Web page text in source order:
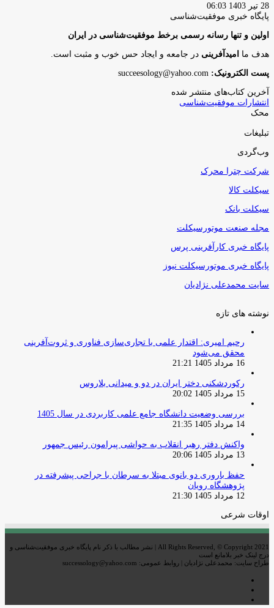
28 تیر 1403 06:03
پایگاه‌ خبری موفقیت‌شناسی
اولین و تنها رسانه رسمی برخط موفقیت‌شناسی در ایران
هدف ما امیدآفرینی در جامعه و ایجاد حس خوب و مثبت است.
پست الکترونیک:
آخرین کتاب‌های منتشر شده
انتشارات موفقیت‌شناسی
محک
تبلیغات
وب‌گردی
شرکت چترا محرک
سیکلت کالا
سیکلت بانک
مجله صنعت موتورسیکلت
پایگاه خبری کارآفرینی پرس
پایگاه خبری موتورسیکلت نیوز
سایت محمدعلی نژادیان
نوشته های تازه
رحیم امیری: اقتدار علمی با تجاری‌سازی فناوری و ثروت‌آفرینی
محقق می‌شود
16 مرداد 1405 21:21
رکوردشکنی دختر ایران در دو و میدانی بلاروس
15 مرداد 1405 20:02
بررسی وضعیت دانشگاه جامع علمی کاربردی در سال 1405
14 مرداد 1405 21:35
واکنش دفتر رهبر انقلاب به حواشی پیرامون رئیس جمهور
13 مرداد 1405 20:06
حفظ باروری دو بانوی مبتلا به سرطان با جراحی پیشرفته در
پژوهشگاه رویان
12 مرداد 1405 21:30
اوقات شرعی
All Rights Reserved, © Copyright 2021 | نشر مطالب با ذکر نام پایگاه خبری موفقیت‌شناسی و
درج لینک خبر بلامانع است
طراح سایت: محمدعلی نژادیان | روابط عمومی: successology@yahoo.com